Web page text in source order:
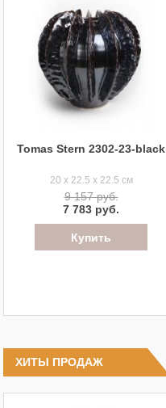
Tomas Stern 2302-23-black
20 x 22.5 x 22.5 см
9 157 руб.
7 783 руб.
ХИТЫ ПРОДАЖ